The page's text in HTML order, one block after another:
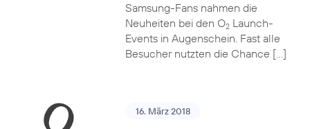
Samsung-Fans nahmen die
Neuheiten bei den O2Launch-
Events in Augenschein. Fast alle
Besucher nutzten die Chance […]
16. März 2018